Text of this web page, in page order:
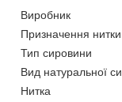
Виробник
Призначення нитки
Тип сировини
Вид натуральної
Нитка